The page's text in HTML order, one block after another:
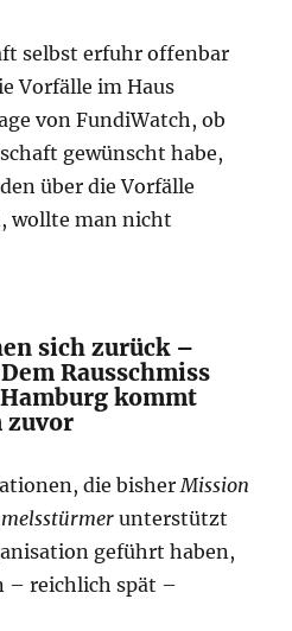
selbst erfuhr offenbar
Vorfälle im Haus
von FundiWatch, ob
gewünscht habe,
über die Vorfälle
wollte man nicht
sich zurück –
Rausschmiss
kommt
zuvor
die bisher Mission
unterstützt
geführt haben,
– reichlich spät –